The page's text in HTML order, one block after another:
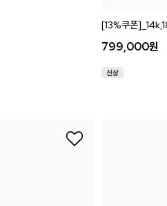
[13%쿠폰
799,000원